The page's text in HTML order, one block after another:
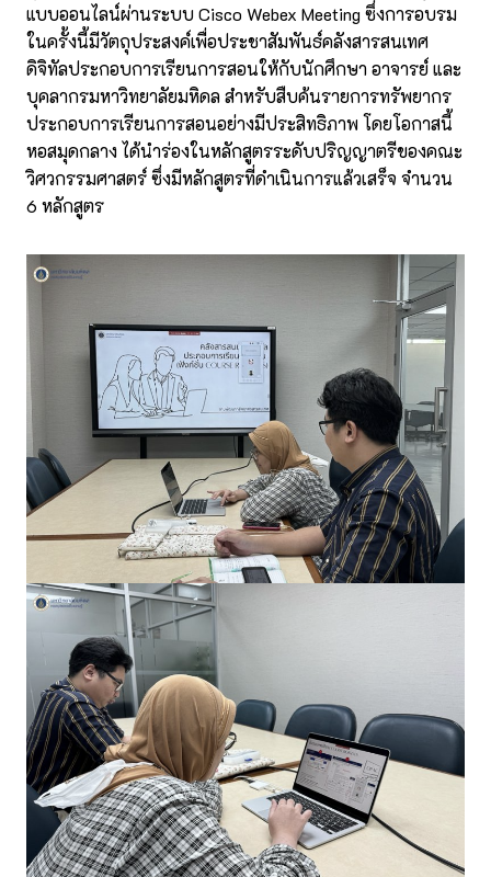
แบบออนไลน์ผ่านระบบ Cisco Webex Meeting ซึ่งการอบรม
ในครั้งนี้มีวัตถุประสงค์เพื่อประชาสัมพันธ์คลังสารสนเทศ
ดิจิทัลประกอบการเรียนการสอนให้กับนักศึกษา อาจารย์ และ
บุคลากรมหาวิทยาลัยมหิดล สำหรับสืบค้นรายการทรัพยากร
ประกอบการเรียนการสอนอย่างมีประสิทธิภาพ โดยโอกาสนี้
หอสมุดกลาง ได้นำร่องในหลักสูตรระดับปริญญาตรีของคณะ
วิศวกรรมศาสตร์ ซึ่งมีหลักสูตรที่ดำเนินการแล้วเสร็จ จำนวน
6 หลักสูตร